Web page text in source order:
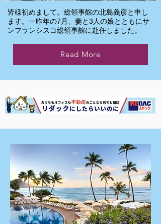
皆様初めまして。総領事館の北島義彦と申し
ます。一昨年の7月、妻と3人の娘とともにサ
ンフランシスコ総領事館に赴任しました。
Read More